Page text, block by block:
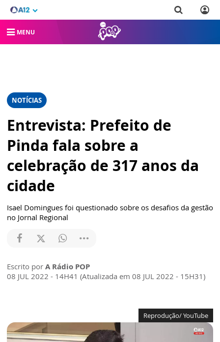
MENU
NOTÍCIAS
Entrevista: Prefeito de
Pinda fala sobre a
celebração de 317 anos da
cidade
Isael Domingues foi questionado sobre os desafios da gestão
no Jornal Regional
Escrito por A Rádio POP
08 JUL 2022 - 14H41 (Atualizada em 08 JUL 2022 - 15H31)
Reprodução/ YouTube